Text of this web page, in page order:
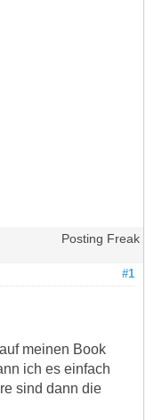
Posting Freak
#1
meinen Book
ich es einfach
sind dann die